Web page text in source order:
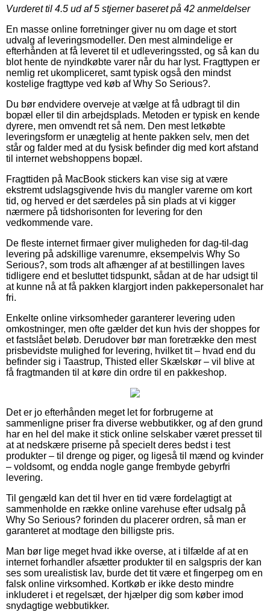
Vurderet til 4.5 ud af 5 stjerner baseret på 42 anmeldelser
En masse online forretninger giver nu om dage et stort
udvalg af leveringsmodeller. Den mest almindelige er
efterhånden at få leveret til et udleveringssted, og så kan du
blot hente de nyindkøbte varer når du har lyst. Fragttypen er
nemlig ret ukompliceret, samt typisk også den mindst
kostelige fragttype ved køb af Why So Serious?.
Du bør endvidere overveje at vælge at få udbragt til din
bopæl eller til din arbejdsplads. Metoden er typisk en kende
dyrere, men omvendt ret så nem. Den mest letkøbte
leveringsform er unægtelig at hente pakken selv, men det
står og falder med at du fysisk befinder dig med kort afstand
til internet webshoppens bopæl.
Fragttiden på MacBook stickers kan vise sig at være
ekstremt udslagsgivende hvis du mangler varerne om kort
tid, og herved er det særdeles på sin plads at vi kigger
nærmere på tidshorisonten for levering for den
vedkommende vare.
De fleste internet firmaer giver muligheden for dag-til-dag
levering på adskillige varenumre, eksempelvis Why So
Serious?, som trods alt afhænger af at bestillingen laves
tidligere end et besluttet tidspunkt, sådan at de har udsigt til
at kunne nå at få pakken klargjort inden pakkepersonalet har
fri.
Enkelte online virksomheder garanterer levering uden
omkostninger, men ofte gælder det kun hvis der shoppes for
et fastslået beløb. Derudover bør man foretrække den mest
prisbevidste mulighed for levering, hvilket tit – hvad end du
befinder sig i Taastrup, Thisted eller Skælskør – vil blive at
få fragtmanden til at køre din ordre til en pakkeshop.
Det er jo efterhånden meget let for forbrugerne at
sammenligne priser fra diverse webbutikker, og af den grund
har en hel del make it stick online selskaber været presset til
at at nedskære priserne på specielt deres bedst i test
produkter – til drenge og piger, og ligeså til mænd og kvinder
– voldsomt, og endda nogle gange frembyde gebyrfri
levering.
Til gengæld kan det til hver en tid være fordelagtigt at
sammenholde en række online varehuse efter udsalg på
Why So Serious? forinden du placerer ordren, så man er
garanteret at modtage den billigste pris.
Man bør lige meget hvad ikke overse, at i tilfælde af at en
internet forhandler afsætter produkter til en salgspris der kan
ses som urealistisk lav, burde det tit være et fingerpeg om en
falsk online virksomhed. Kortkøb er ikke desto mindre
inkluderet i et regelsæt, der hjælper dig som køber imod
snydagtige webbutikker.